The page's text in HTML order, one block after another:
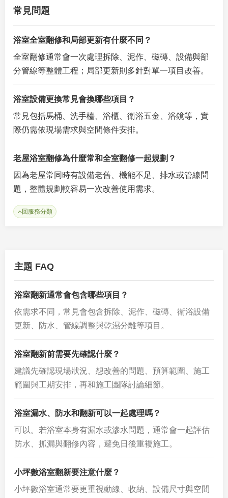
常見問題
浴室全室翻修和局部更新有什麼不同？
全室翻修通常會一次處理拆除、泥作、磁磚、設備與部
分管線等整體工程；局部更新則多針對單一項目改善。
浴室設備更換常見會換哪些項目？
常見包括馬桶、洗手檯、浴櫃、衛浴五金、浴鏡等，實
際仍需依現場需求與空間條件安排。
老屋浴室翻修為什麼常和全室翻修一起規劃？
因為老屋常同時有設備老舊、機能不足、排水或管線問
題，整體規劃較容易一次改善使用需求。
回服務分類
主題 FAQ
浴室翻新通常會包含哪些項目？
依需求不同，常見會包含拆除、泥作、磁磚、衛浴設備
更新、防水、管線調整與乾濕分離等項目。
浴室翻新前需要先確認什麼？
建議先確認現場狀況、想改善的問題、預算範圍、施工
範圍與工期安排，再和施工團隊討論細節。
浴室漏水、防水和翻新可以一起處理嗎？
可以。若浴室本身有漏水或滲水問題，通常會一起評估
防水、抓漏與翻修內容，避免日後重複施工。
小坪數浴室翻新要注意什麼？
小坪數浴室通常要更重視動線、收納、設備尺寸與空間